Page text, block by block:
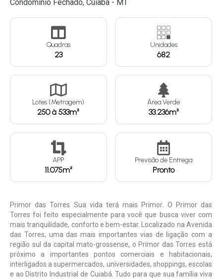
Condomínio Fechado, Cuiabá - MT
Quadras
23
Unidades
682
Lotes (Metragem)
250 à 533m²
Área Verde
33.236m²
APP
11.075m²
Previsão de Entrega
Pronto
Primor das Torres Sua vida terá mais Primor. O Primor das
Torres foi feito especialmente para você que busca viver com
mais tranquilidade, conforto e bem-estar. Localizado na Avenida
das Torres, uma das mais importantes vias de ligação com a
região sul da capital mato-grossense, o Primor das Torres está
próximo a importantes pontos comerciais e habitacionais,
interligados a supermercados, universidades, shoppings, escolas
e ao Distrito Industrial de Cuiabá. Tudo para que sua família viva
Continuar